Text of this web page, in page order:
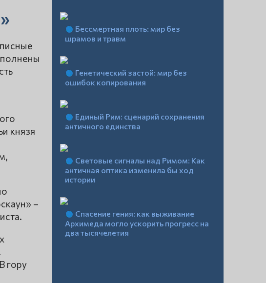
князя
–
гору
Бессмертная плоть: мир без
шрамов и травм
Генетический застой: мир без
ошибок копирования
Единый Рим: сценарий сохранения
античного единства
Световые сигналы над Римом: Как
античная оптика изменила бы ход
истории
Спасение гения: как выживание
Архимеда могло ускорить прогресс на
два тысячелетия